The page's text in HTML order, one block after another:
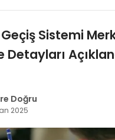
Sistemi
Detayları
Doğru
2025